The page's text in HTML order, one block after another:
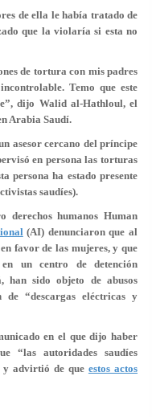
de ella le había tratado de
que la violaría si esta no
de tortura con mis padres
Temo que este
dijo Walid al-Hathloul, el
Arabia Saudí.
asesor cercano del príncipe
en persona las torturas
persona ha estado presente
saudíes).
humanos Human
(AI) denunciaron que al
favor de las mujeres, y que
un centro de detención
han sido objeto de abusos
“descargas eléctricas y
en el que dijo haber
“las autoridades saudíes
advirtió de que estos actos